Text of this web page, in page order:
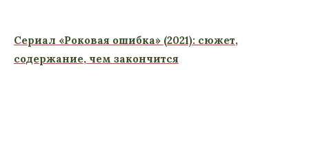
Сериал «Роковая ошибка» (2021): сюжет,
содержание, чем закончится